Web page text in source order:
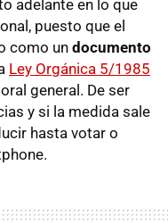
adelante en lo que
puesto que el
como un documento
Ley Orgánica 5/1985
general. De ser
y si la medida sale
hasta votar o